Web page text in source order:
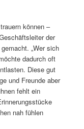
können –
der
„Wer sich
dadurch oft
Diese gut
und Freunde aber
fehlt ein
nah fühlen